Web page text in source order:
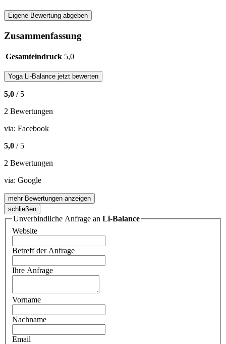
Eigene Bewertung abgeben
Zusammenfassung
Gesamteindruck 5,0
Yoga Li-Balance jetzt bewerten
5,0 / 5
2 Bewertungen
via: Facebook
5,0 / 5
2 Bewertungen
via: Google
mehr Bewertungen anzeigen
schließen
Unverbindliche Anfrage an Li-Balance
Website
Betreff der Anfrage
Ihre Anfrage
Vorname
Nachname
Email